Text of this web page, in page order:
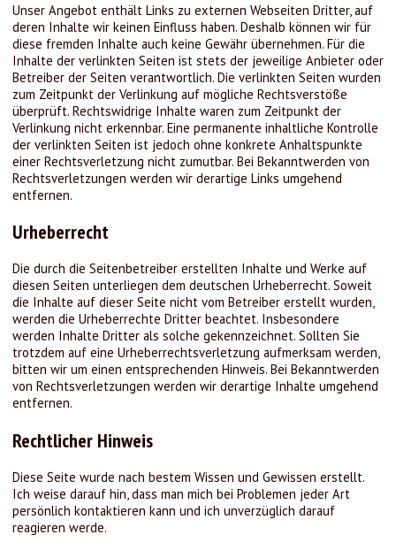
Unser Angebot enthält Links zu externen Webseiten Dritter, auf
deren Inhalte wir keinen Einfluss haben. Deshalb können wir für
diese fremden Inhalte auch keine Gewähr übernehmen. Für die
Inhalte der verlinkten Seiten ist stets der jeweilige Anbieter oder
Betreiber der Seiten verantwortlich. Die verlinkten Seiten wurden
zum Zeitpunkt der Verlinkung auf mögliche Rechtsverstöße
überprüft. Rechtswidrige Inhalte waren zum Zeitpunkt der
Verlinkung nicht erkennbar. Eine permanente inhaltliche Kontrolle
der verlinkten Seiten ist jedoch ohne konkrete Anhaltspunkte
einer Rechtsverletzung nicht zumutbar. Bei Bekanntwerden von
Rechtsverletzungen werden wir derartige Links umgehend
entfernen.
Urheberrecht
Die durch die Seitenbetreiber erstellten Inhalte und Werke auf
diesen Seiten unterliegen dem deutschen Urheberrecht. Soweit
die Inhalte auf dieser Seite nicht vom Betreiber erstellt wurden,
werden die Urheberrechte Dritter beachtet. Insbesondere
werden Inhalte Dritter als solche gekennzeichnet. Sollten Sie
trotzdem auf eine Urheberrechtsverletzung aufmerksam werden,
bitten wir um einen entsprechenden Hinweis. Bei Bekanntwerden
von Rechtsverletzungen werden wir derartige Inhalte umgehend
entfernen.
Rechtlicher Hinweis
Diese Seite wurde nach bestem Wissen und Gewissen erstellt.
Ich weise darauf hin, dass man mich bei Problemen jeder Art
persönlich kontaktieren kann und ich unverzüglich darauf
reagieren werde.